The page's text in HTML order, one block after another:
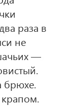
раза в
не
—
брюхе.